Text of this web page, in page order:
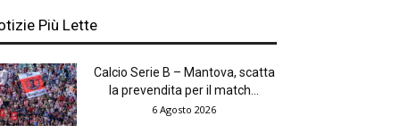
Più Lette
Calcio Serie B – Mantova, scatta
la prevendita per il match...
6 Agosto 2026